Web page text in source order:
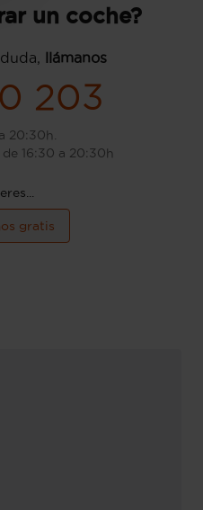
un coche?
llámanos
203
20:30h.
16:30 a 20:30h
gratis